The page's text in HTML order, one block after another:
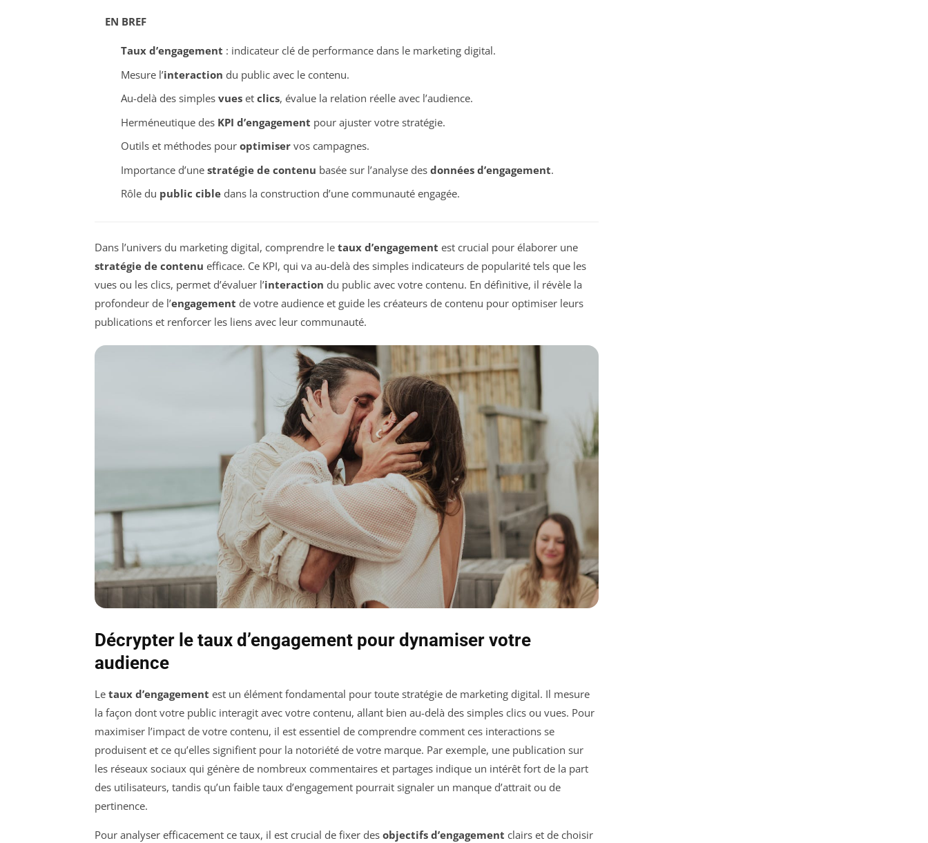
EN BREF
Taux d’engagement : indicateur clé de performance dans le marketing digital.
Mesure l’interaction du public avec le contenu.
Au-delà des simples vueset clics, évalue la relation réelle avec l’audience.
Herméneutique des KPI d’engagement pour ajuster votre stratégie.
Outils et méthodes pour optimiservos campagnes.
Importance d’une stratégie de contenu basée sur l’analyse des données d’engagement.
Rôle du public cibledans la construction d’une communauté engagée.
Dans l’univers du marketing digital, comprendre le taux d’engagement est crucial pour élaborer une
stratégie de contenu efficace. Ce KPI, qui va au-delà des simples indicateurs de popularité tels que les
vues ou les clics, permet d’évaluer l’interaction du public avec votre contenu. En définitive, il révèle la
profondeur de l’engagement de votre audience et guide les créateurs de contenu pour optimiser leurs
publications et renforcer les liens avec leur communauté.
Décrypter le taux d’engagement pour dynamiser votre
audience
Le taux d’engagement est un élément fondamental pour toute stratégie de marketing digital. Il mesure
la façon dont votre public interagit avec votre contenu, allant bien au-delà des simples clics ou vues. Pour
maximiser l’impact de votre contenu, il est essentiel de comprendre comment ces interactions se
produisent et ce qu’elles signifient pour la notoriété de votre marque. Par exemple, une publication sur
les réseaux sociaux qui génère de nombreux commentaires et partages indique un intérêt fort de la part
des utilisateurs, tandis qu’un faible taux d’engagement pourrait signaler un manque d’attrait ou de
pertinence.
Pour analyser efficacement ce taux, il est crucial de fixer des objectifs d’engagement clairs et de choisir